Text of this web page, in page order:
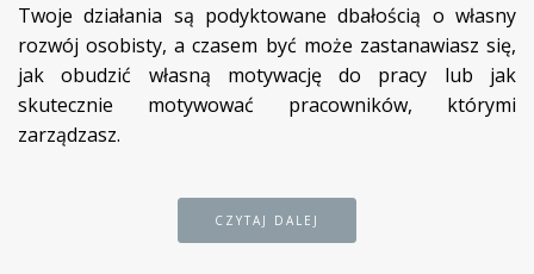
Twoje działania są podyktowane dbałością o własny
rozwój osobisty, a czasem być może zastanawiasz się,
jak obudzić własną motywację do pracy lub jak
skutecznie motywować pracowników, którymi
zarządzasz.
CZYTAJ DALEJ